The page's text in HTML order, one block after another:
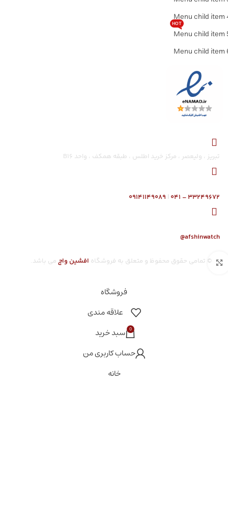
بزرگنمایی تصویر
Menu child item
Menu child item
HOT
Menu child item
تبریز ، ولیعصر ، مرکز خرید اطلس ، طبقه همکف ، واحد B16
۳۳۲۴۹۶۷۲ – ۰۴۱ | ۰۹۱۴۱۱۴۹۰۸۹
afshinwatch@
© تمامی حقوق محفوظ و متعلق به فروشگاه افشین واچ می باشد.
فروشگاه
علاقه مندی
0 سبد خرید
حساب کاربری من
خانه